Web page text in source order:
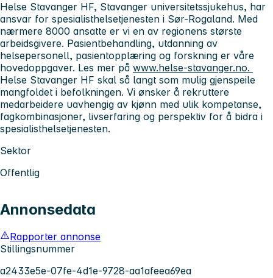
Helse Stavanger HF, Stavanger universitetssjukehus, har
ansvar for spesialisthelsetjenesten i Sør-Rogaland. Med
nærmere 8000 ansatte er vi en av regionens største
arbeidsgivere. Pasientbehandling, utdanning av
helsepersonell, pasientopplæring og forskning er våre
hovedoppgaver. Les mer på www.helse-stavanger.no.
Helse Stavanger HF skal så langt som mulig gjenspeile
mangfoldet i befolkningen. Vi ønsker å rekruttere
medarbeidere uavhengig av kjønn med ulik kompetanse,
fagkombinasjoner, livserfaring og perspektiv for å bidra i
spesialisthelsetjenesten.
Sektor
Offentlig
Annonsedata
Rapporter annonse
Stillingsnummer
a2433e5e-07fe-4d1e-9728-aa1afeea69ea